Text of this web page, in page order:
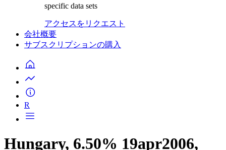
specific data sets
アクセスをリクエスト
会社概要
サブスクリプションの購入
R
Hungary, 6.50% 19apr2006,